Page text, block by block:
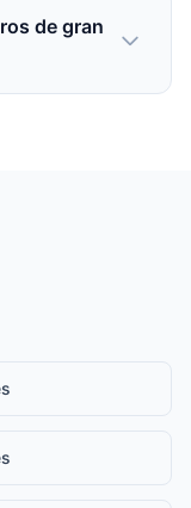
de gran